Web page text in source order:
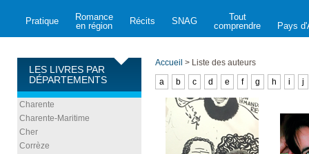
Pratique
Romance
en région
Récits SNAG
Tout
comprendre
Pays
LES LIVRES PAR
DÉPARTEMENTS
Charente
Charente-Maritime
Cher
Corrèze
Accueil > Liste des auteurs
a
b c d e f g h i j